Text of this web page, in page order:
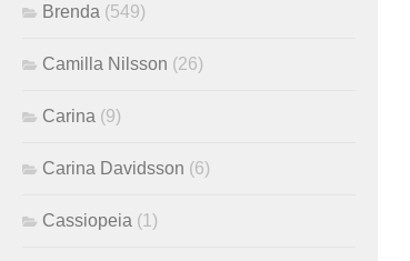
Brenda (549)
Camilla Nilsson (26)
Carina (9)
Carina Davidsson (6)
Cassiopeia (1)